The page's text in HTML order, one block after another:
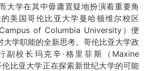
大学在其中毋庸置疑地扮演着重要角
美国哥伦比亚大学曼哈顿维尔校区
of Columbia University）便
大学职能的全新思考。哥伦比亚大学政
副校长玛克辛·格里菲斯（Maxine
比亚大学正在探索新世纪大学的可能